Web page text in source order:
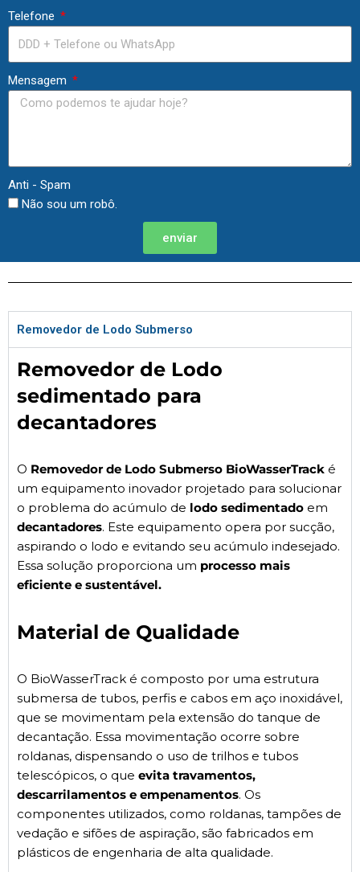
Telefone
Mensagem
Anti - Spam
Não sou um robô.
enviar
Removedor de Lodo Submerso
Removedor de Lodo
sedimentado para
decantadores
O Removedor de Lodo Submerso BioWasserTrack é
um equipamento inovador projetado para solucionar
o problema do acúmulo de lodo sedimentado em
decantadores. Este equipamento opera por sucção,
aspirando o lodo e evitando seu acúmulo indesejado.
Essa solução proporciona um processo mais
eficiente e sustentável.
Material de Qualidade
O BioWasserTrack é composto por uma estrutura
submersa de tubos, perfis e cabos em aço inoxidável,
que se movimentam pela extensão do tanque de
decantação. Essa movimentação ocorre sobre
roldanas, dispensando o uso de trilhos e tubos
telescópicos, o que evita travamentos,
descarrilamentos e empenamentos. Os
componentes utilizados, como roldanas, tampões de
vedação e sifões de aspiração, são fabricados em
plásticos de engenharia de alta qualidade.